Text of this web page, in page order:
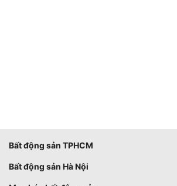
Bất động sản TPHCM
Bất động sản Hà Nội